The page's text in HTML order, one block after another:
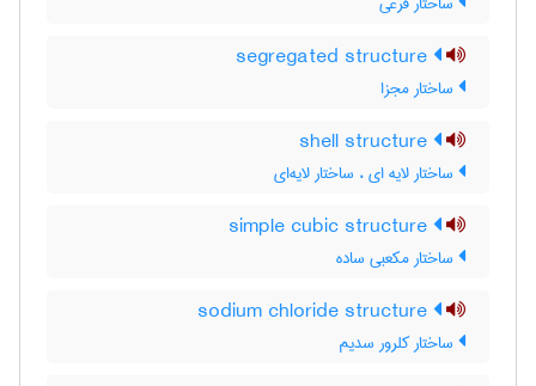
ساختار مجزا
ساختار لایه ای ، ساختار لایه‌ای
ساختار مکعبی ساده
ساختار کلرور سدیم